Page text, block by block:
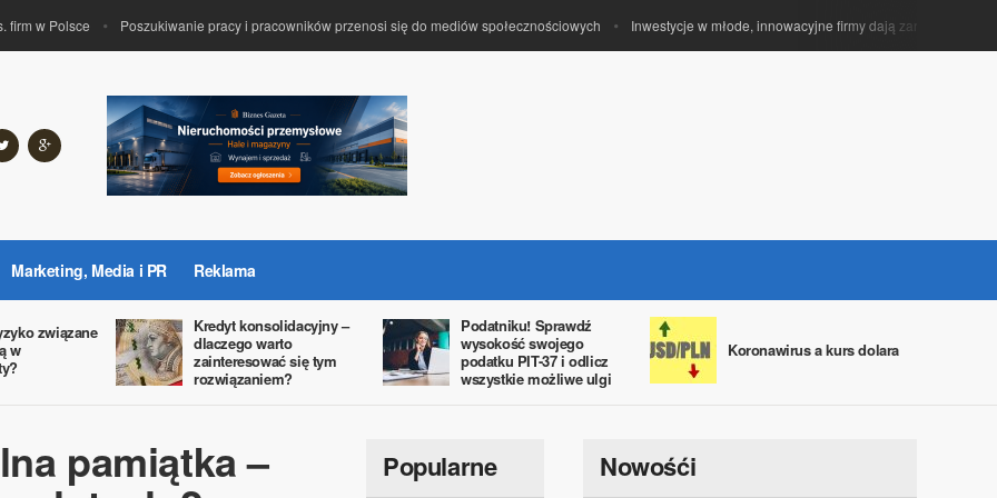
w Polsce Poszukiwanie pracy i pracowników przenosi się do mediów społecznościowych Inwestycje w młode, innowacyjne firmy dają zarobić
Marketing, Media i PR Reklama
związane
w
Kredyt konsolidacyjny –
dlaczego warto
zainteresować się tym
rozwiązaniem?
Podatniku! Sprawdź
wysokość swojego
podatku PIT-37 i odlicz
wszystkie możliwe ulgi
Koronawirus a kurs dolara
pamiątka – Popularne Nowośći